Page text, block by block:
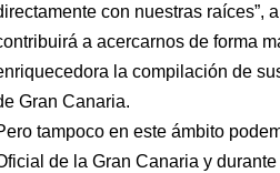
con nuestras raíces”,
a acercarnos de forma
la compilación de
Gran Canaria.
tampoco en este ámbito
de la Gran Canaria y